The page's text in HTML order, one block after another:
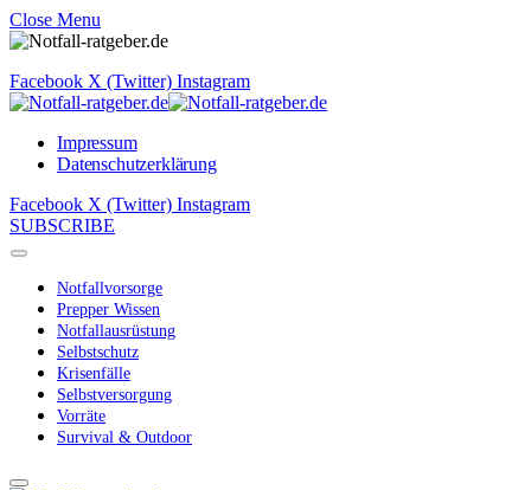
Close Menu
Facebook X (Twitter) Instagram
Impressum
Datenschutzerklärung
Facebook X (Twitter) Instagram
SUBSCRIBE
Notfallvorsorge
Prepper Wissen
Notfallausrüstung
Selbstschutz
Krisenfälle
Selbstversorgung
Vorräte
Survival & Outdoor